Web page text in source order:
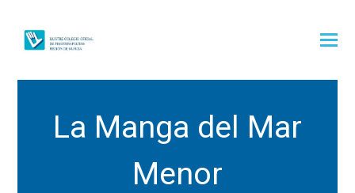
La Manga del Mar
Menor